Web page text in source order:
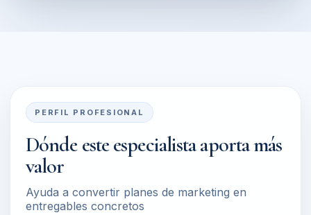
PERFIL PROFESIONAL
Dónde este especialista aporta más
valor
Ayuda a convertir planes de marketing en
entregables concretos